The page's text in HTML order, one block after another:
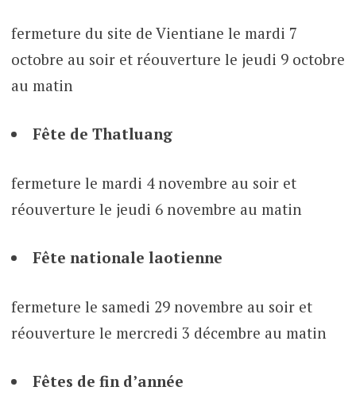
fermeture du site de Vientiane le mardi 7
octobre au soir et réouverture le jeudi 9 octobre
au matin
Fête de Thatluang
fermeture le mardi 4 novembre au soir et
réouverture le jeudi 6 novembre au matin
Fête nationale laotienne
fermeture le samedi 29 novembre au soir et
réouverture le mercredi 3 décembre au matin
Fêtes de fin d’année